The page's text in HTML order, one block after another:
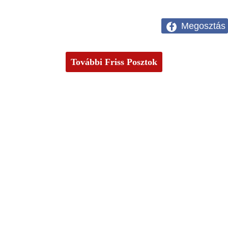
Megosztás
További Friss Posztok